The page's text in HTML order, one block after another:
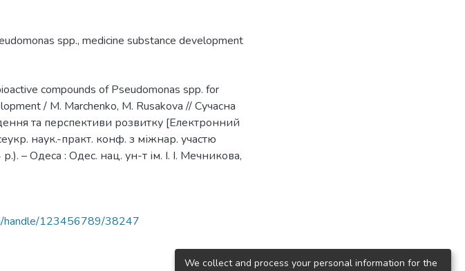
spp., medicine substance development
compounds of Pseudomonas spp. for
/ M. Marchenko, M. Rusakova // Сучасна
та перспективи розвитку [Електронний
наук.-практ. конф. з міжнар. участю
– Одеса : Одес. нац. ун-т ім. І. І. Мечникова,
handle/123456789/38247
We collect and process your personal information for the